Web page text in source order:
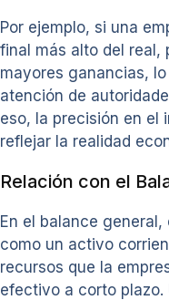
Por ejemplo, si una
final más alto del real,
mayores ganancias,
atención de
eso, la precisión en el
reflejar la realidad
Relación con el
En el balance
como un activo
recursos que la
efectivo a corto plazo.